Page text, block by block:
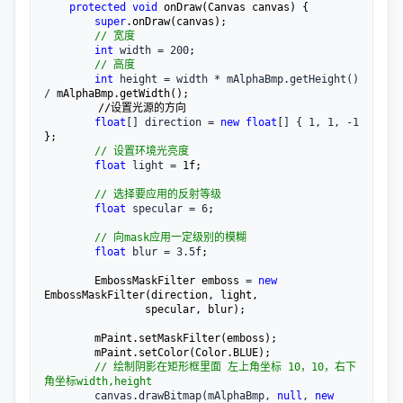
protected
void
onDraw(Canvas canvas) {
super.onDraw(canvas);
// 宽度
int width = 200;
// 高度
int height = width * mAlphaBmp.getHeight()
/ mAlphaBmp.getWidth();
//设置光源的方向
float [] direction = new float [] { 1, 1, -1
};
// 设置环境光亮度
float light = 1f;
// 选择要应用的反射等级
float specular = 6;
// 向mask应用一定级别的模糊
float blur = 3.5f;
        EmbossMaskFilter emboss
= new
EmbossMaskFilter(direction, light,
// 绘制阴影在矩形框里面 左上角坐标 10，10，右下
角坐标width,height
        canvas.drawBitmap(mAlphaBmp,
null , new